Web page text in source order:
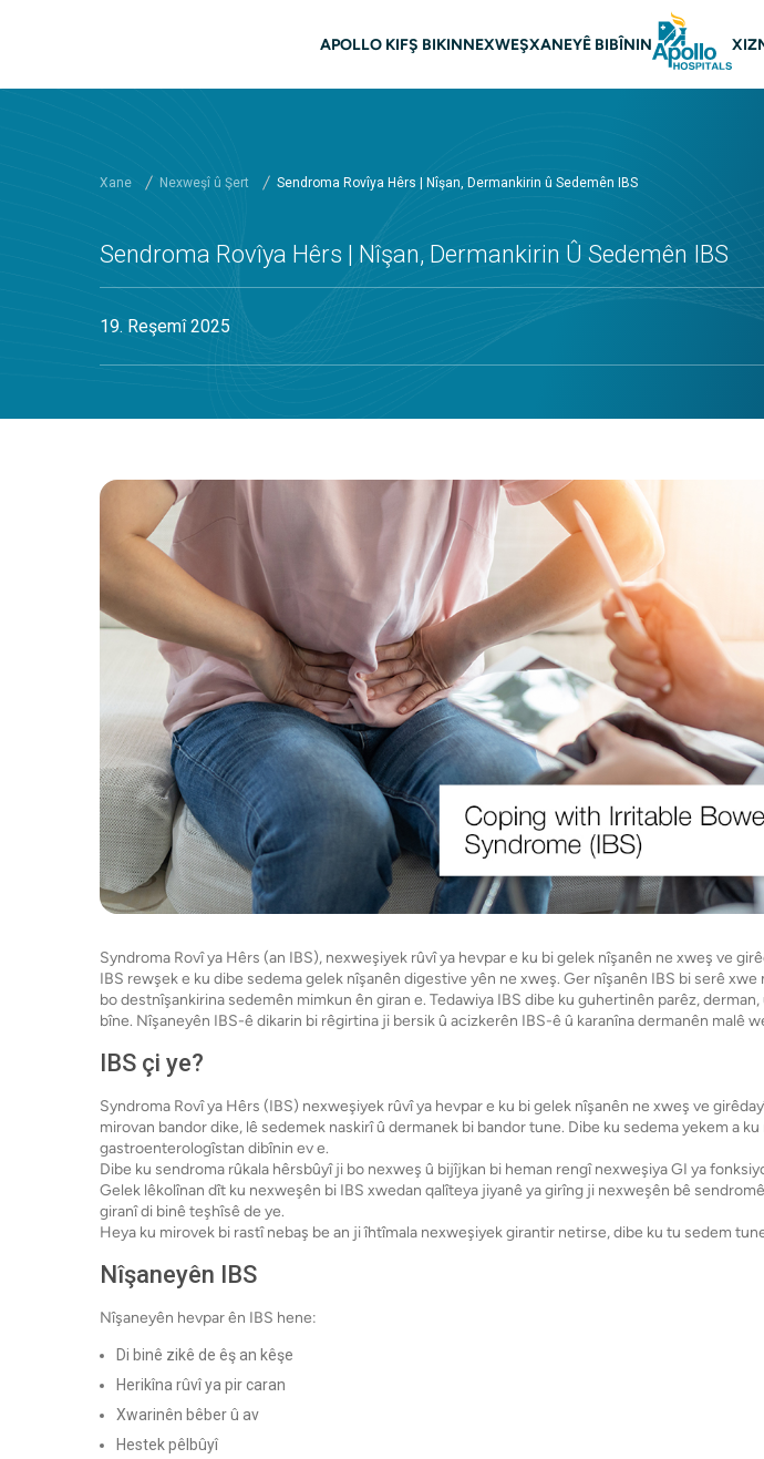
APOLLO KIFŞ BIKINNEXWEŞXANEYÊ BIBÎNIN
Xane Nexweşî û Şert Sendroma Rovîya Hêrs | Nîşan, Dermankirin û Sedemên IBS
Sendroma Rovîya Hêrs | Nîşan, Dermankirin Û Sedemên IBS
19. Reşemî 2025
Syndroma Rovî ya Hêrs (an IBS), nexweşiyek rûvî ya hevpar e ku bi gelek nîşanên ne xweş ve
IBS rewşek e ku dibe sedema gelek nîşanên digestive yên ne xweş. Ger nîşanên IBS bi serê
bo destnîşankirina sedemên mimkun ên giran e. Tedawiya IBS dibe ku guhertinên parêz,
bîne. Nîşaneyên IBS-ê dikarin bi rêgirtina ji bersik û acizkerên IBS-ê û karanîna dermanên malê
IBS çi ye?
Syndroma Rovî ya Hêrs (IBS) nexweşiyek rûvî ya hevpar e ku bi gelek nîşanên ne xweş ve
mirovan bandor dike, lê sedemek naskirî û dermanek bi bandor tune. Dibe ku sedema yekem a ku
gastroenterologîstan dibînin ev e.
Dibe ku sendroma rûkala hêrsbûyî ji bo nexweş û bijîjkan bi heman rengî nexweşiya GI ya
Gelek lêkolînan dît ku nexweşên bi IBS xwedan qalîteya jiyanê ya girîng ji nexweşên bê
giranî di binê teşhîsê de ye.
Heya ku mirovek bi rastî nebaş be an ji îhtîmala nexweşiyek girantir netirse, dibe ku tu sedem
Nîşaneyên IBS
Nîşaneyên hevpar ên IBS hene:
Di binê zikê de êş an kêşe
Herikîna rûvî ya pir caran
Xwarinên bêber û av
Hestek pêlbûyî